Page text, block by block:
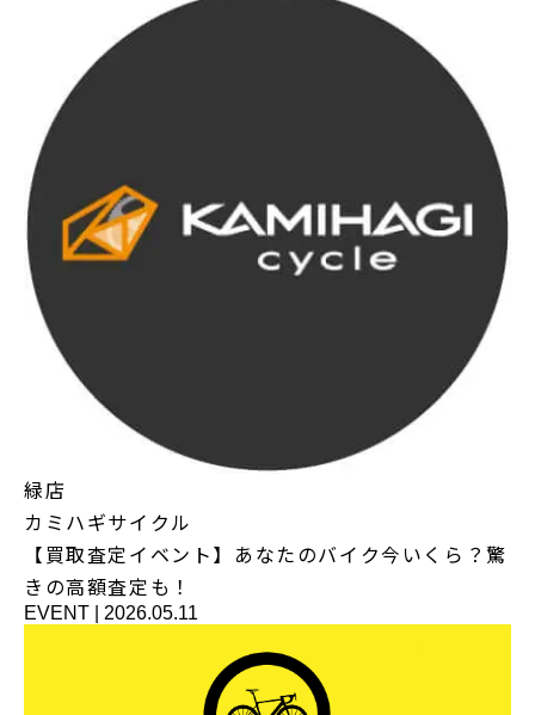
緑店
カミハギサイクル
【買取査定イベント】あなたのバイク今いくら？驚
きの高額査定も！
EVENT 2026.05.11